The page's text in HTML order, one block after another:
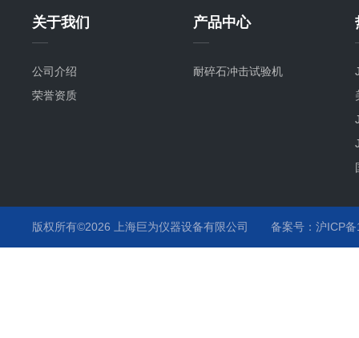
关于我们
公司介绍
荣誉资质
产品中心
耐碎石冲击试验机
版权所有©2026 上海巨为仪器设备有限公司 备案号：沪ICP